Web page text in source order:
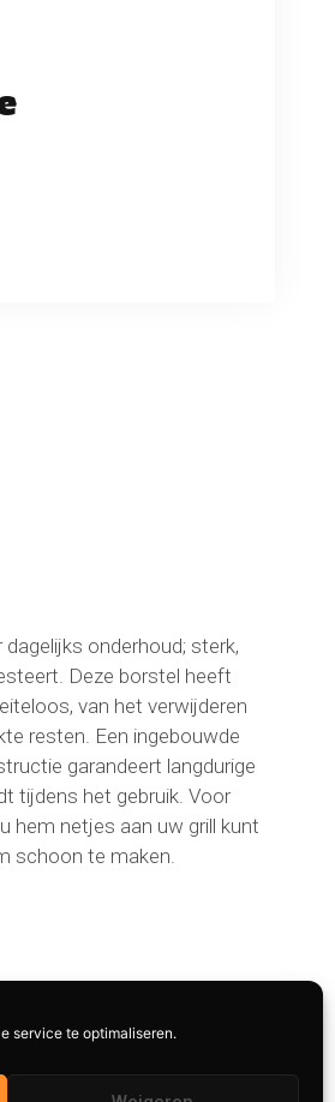
service te optimaliseren.
onderhoud; sterk,
Deze borstel heeft
van het verwijderen
resten. Een ingebouwde
garandeert langdurige
tijdens het gebruik. Voor
hem netjes aan uw grill kunt
schoon te maken.